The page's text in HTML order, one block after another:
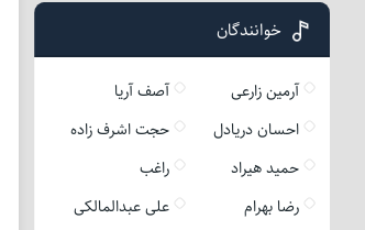
خوانندگان
آرمین زارعی
آصف آریا
احسان دریادل
حجت اشرف زاده
حمید هیراد
راغب
رضا بهرام
علی عبدالمالکی